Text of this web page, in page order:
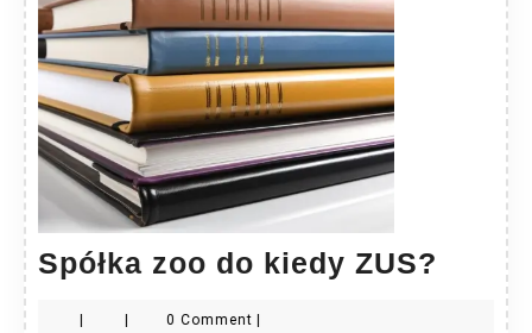
Spółka zoo do kiedy ZUS?
| | 0 Comment |